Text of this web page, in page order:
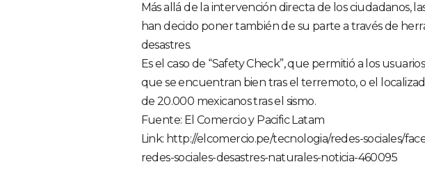
Más allá de la intervención directa de los ciudadanos,
han decido poner también de su parte a través de
desastres.
Es el caso de “Safety Check”, que permitió a los
que se encuentran bien tras el terremoto, o el
de 20.000 mexicanos tras el sismo.
Fuente: El Comercio y Pacific Latam
Link: http://elcomercio.pe/tecnologia/redes-sociales/
redes-sociales-desastres-naturales-noticia-460095